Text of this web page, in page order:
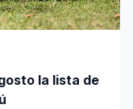
la lista de